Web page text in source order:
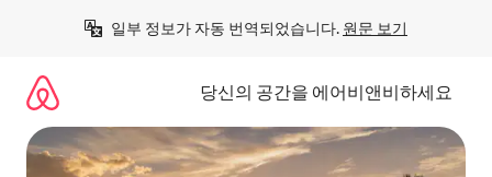
일부 정보가 자동 번역되었습니다. 원문 보기
당신의 공간을 에어비앤비하세요